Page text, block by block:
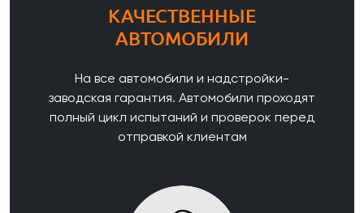
КАЧЕСТВЕННЫЕ
АВТОМОБИЛИ
На все автомобили и надстройки-
заводская гарантия. Автомобили проходят
полный цикл испытаний и проверок перед
отправкой клиентам